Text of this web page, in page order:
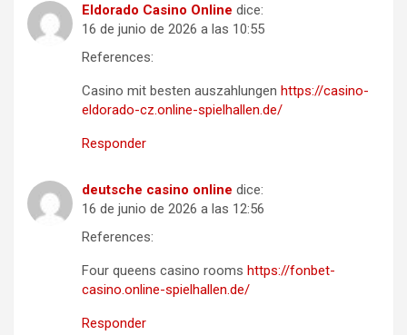
Eldorado Casino Online dice:
16 de junio de 2026 a las 10:55
References:
Casino mit besten auszahlungen https://casino-
eldorado-cz.online-spielhallen.de/
Responder
deutsche casino online dice:
16 de junio de 2026 a las 12:56
References:
Four queens casino rooms https://fonbet-
casino.online-spielhallen.de/
Responder